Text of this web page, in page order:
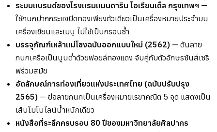
ระบบแบรนด์ของโรงแรมแมนดาริน โอเรียนเต็ล กรุงเทพฯ —
ใช้กนกปากกระแงปิดทองเพียงตัวเดียวเป็นเครื่องหมายประจำบน
เครื่องเขียนและเมนู ไม่ใช้เป็นกรอบซ้ำ
บรรจุภัณฑ์เหล้าแม่โขงฉบับออกแบบใหม่ (2562) — ดันลาย
กนกเครือเป็นนูนต่ำด้วยฟอยล์ทองแดง จับคู่กับตัวอักษรซันส์เซริ
ฟร่วมสมัย
อัตลักษณ์การท่องเที่ยวแห่งประเทศไทย (ฉบับปรับปรุง
2565) — ย่อลายกนกเป็นเครื่องหมายเรขาคณิต 5 จุด แสดงเป็น
เส้นโมโนไลน์น้ำหนักเดียว
หนังสือที่ระลึกครบรอบ 80 ปีของมหาวิทยาลัยศิลปากร